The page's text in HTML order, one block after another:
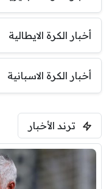
أخبار الكرة الايطالية
أخبار الكرة الاسبانية
ترند الأخبار